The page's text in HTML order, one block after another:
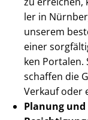
ler in
unserem
einer
ken Portalen.
schaffen die
Verkauf oder
Planung